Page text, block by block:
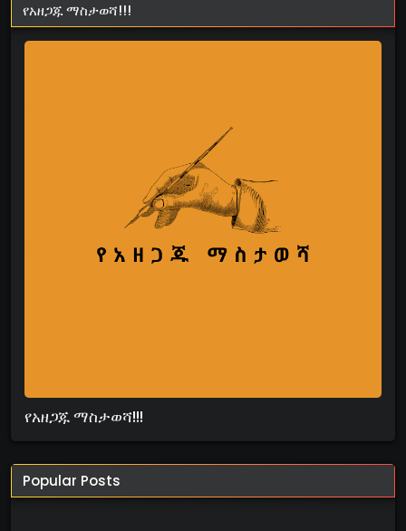
የአዘጋጁ ማስታወሻ!!!
የአዘጋጁ ማስታወሻ!!!
Popular Posts